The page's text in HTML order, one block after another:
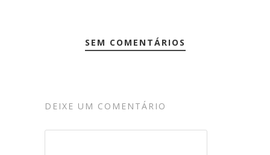
SEM COMENTÁRIOS
DEIXE UM COMENTÁRIO